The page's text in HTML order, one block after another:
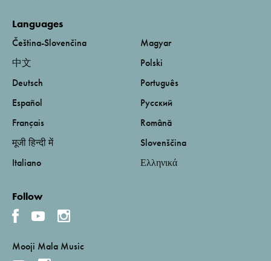
Languages
Čeština-Slovenčina
中文
Deutsch
Español
Français
मूजी हिन्दी में
Italiano
Magyar
Polski
Português
Русский
Română
Slovenščina
Ελληνικά
Follow
Mooji Mala Music